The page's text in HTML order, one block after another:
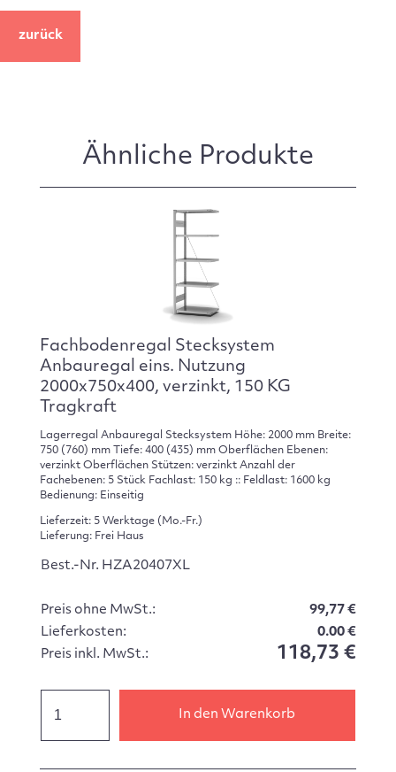
zurück
Ähnliche Produkte
Fachbodenregal Stecksystem
Anbauregal eins. Nutzung
2000x750x400, verzinkt, 150 KG
Tragkraft
Lagerregal Anbauregal Stecksystem Höhe: 2000 mm Breite:
750 (760) mm Tiefe: 400 (435) mm Oberflächen Ebenen:
verzinkt Oberflächen Stützen: verzinkt Anzahl der
Fachebenen: 5 Stück Fachlast: 150 kg :: Feldlast: 1600 kg
Bedienung: Einseitig
Lieferzeit: 5 Werktage (Mo.-Fr.)
Lieferung: Frei Haus
Best.-Nr. HZA20407XL
Preis ohne MwSt.:
99,77 €
Lieferkosten:
0.00 €
Preis inkl. MwSt.:
118,73 €
In den Warenkorb